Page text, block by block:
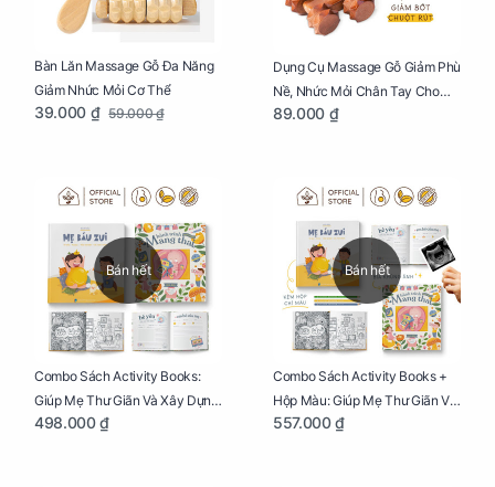
Bàn Lăn Massage Gỗ Đa Năng
Giảm Nhức Mỏi Cơ Thể
39.000 ₫ 59.000 ₫
Dụng Cụ Massage Gỗ Giảm Phù
Nề, Nhức Mỏi Chân Tay Cho
Mẹ Bầu
89.000 ₫
Bán hết
Combo Sách Activity Books:
Giúp Mẹ Thư Giãn Và Xây Dựng
Thai Kỳ Chu Đáo
498.000 ₫
Bán hết
Combo Sách Activity Books +
Hộp Màu: Giúp Mẹ Thư Giãn Và
Xây Dựng Thai Kỳ Chu Đáo
557.000 ₫